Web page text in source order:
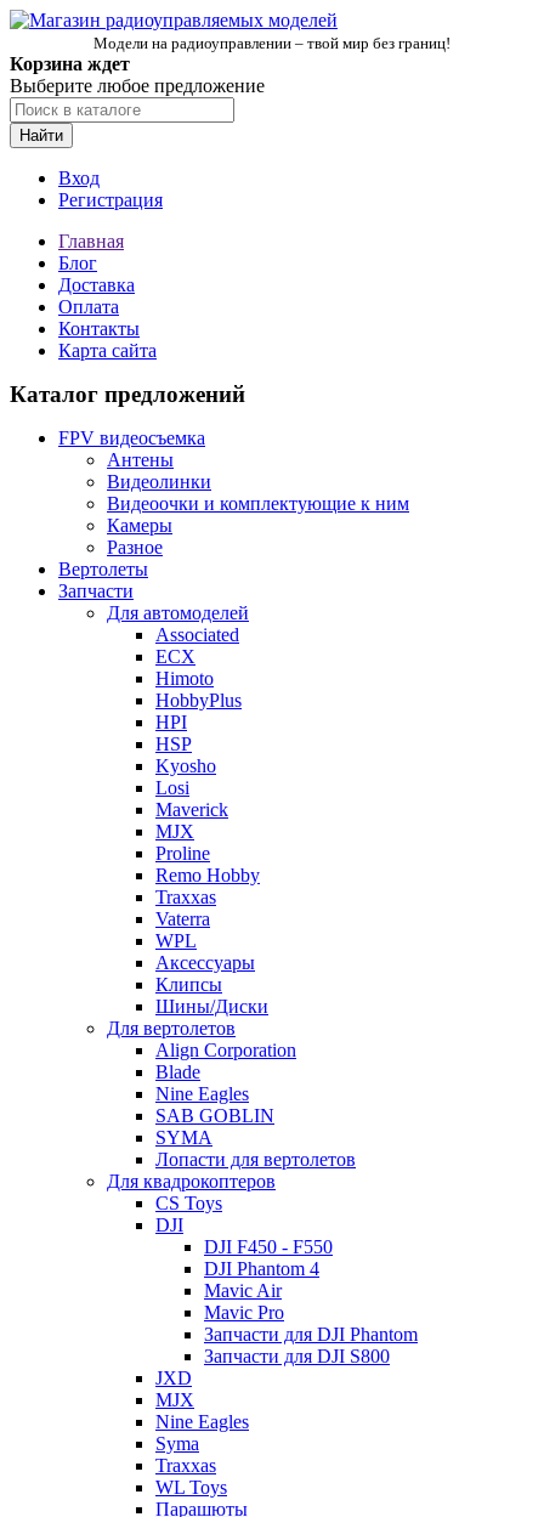
Модели на радиоуправлении – твой мир без границ!
Корзина ждет
Выберите любое предложение
Найти
Вход
Регистрация
Главная
Блог
Доставка
Оплата
Контакты
Карта сайта
Каталог предложений
FPV видеосъемка
Антены
Видеолинки
Видеоочки и комплектующие к ним
Камеры
Разное
Вертолеты
Запчасти
Для автомоделей
Associated
ECX
Himoto
HobbyPlus
HPI
HSP
Kyosho
Losi
Maverick
MJX
Proline
Remo Hobby
Traxxas
Vaterra
WPL
Аксессуары
Клипсы
Шины/Диски
Для вертолетов
Align Corporation
Blade
Nine Eagles
SAB GOBLIN
SYMA
Лопасти для вертолетов
Для квадрокоптеров
CS Toys
DJI
DJI F450 - F550
DJI Phantom 4
Mavic Air
Mavic Pro
Запчасти для DJI Phantom
Запчасти для DJI S800
JXD
MJX
Nine Eagles
Syma
Traxxas
WL Toys
Парашюты